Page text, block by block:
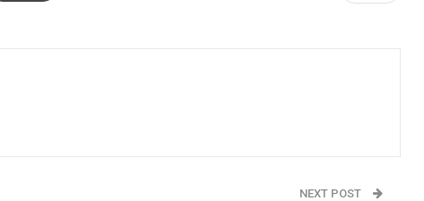
NEXT POST